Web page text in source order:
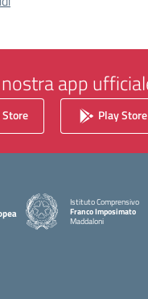
app
Play Store
Istituto Comprensivo
Franco Imposimato
Maddaloni